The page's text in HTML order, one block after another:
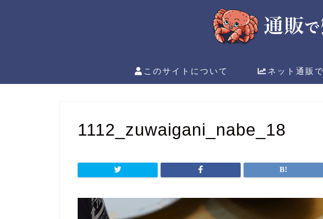
このサイトについて ネット通販
1112_zuwaigani_nabe_18